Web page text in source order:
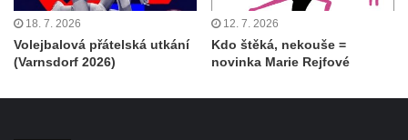
18. 7. 2026
Volejbalová přátelská utkání
(Varnsdorf 2026)
12. 7. 2026
Kdo štěká, nekouše =
novinka Marie Rejfové